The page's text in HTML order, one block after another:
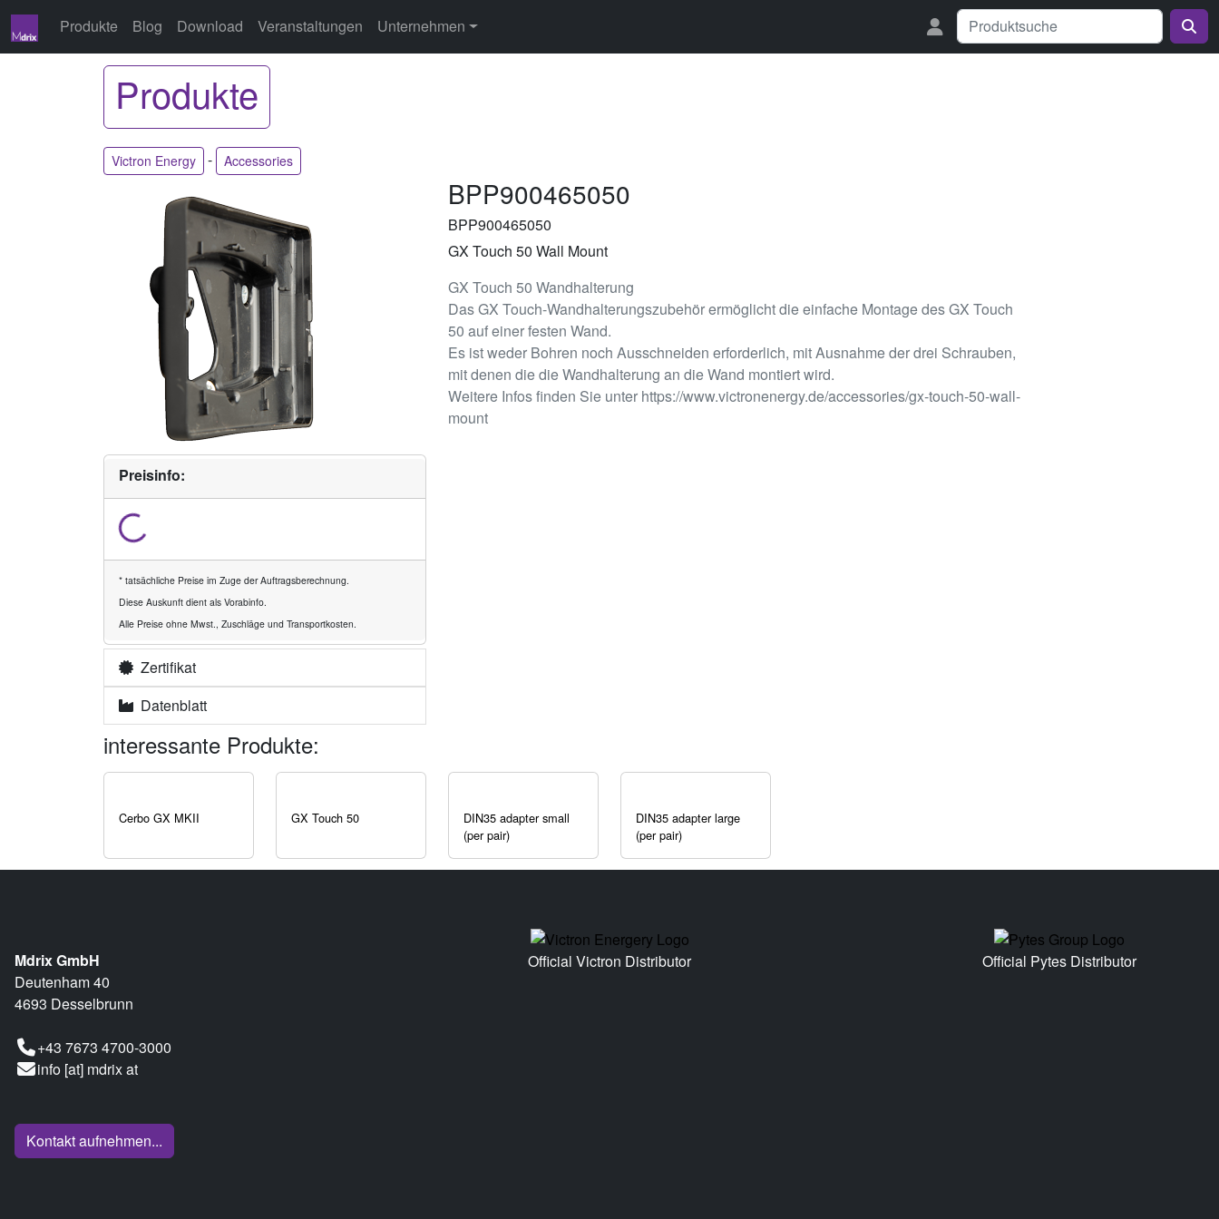
Produkte Blog Download Veranstaltungen Unternehmen
Produkte
Victron Energy - Accessories
Preisinfo:
* tatsächliche Preise im Zuge der Auftragsberechnung.
Diese Auskunft dient als Vorabinfo.
Alle Preise ohne Mwst., Zuschläge und Transportkosten.
BPP900465050
BPP900465050
GX Touch 50 Wall Mount
GX Touch 50 Wandhalterung
Das GX Touch-Wandhalterungszubehör ermöglicht die einfache Montage des GX Touch
50 auf einer festen Wand.
Es ist weder Bohren noch Ausschneiden erforderlich, mit Ausnahme der drei Schrauben,
mit denen die die Wandhalterung an die Wand montiert wird.
Weitere Infos finden Sie unter https://www.victronenergy.de/accessories/gx-touch-50-wall-
mount
Zertifikat
Datenblatt
interessante Produkte:
Cerbo GX MKII GX Touch 50
DIN35 adapter small
(per pair)
DIN35 adapter large
(per pair)
Mdrix GmbH
Deutenham 40
4693 Desselbrunn
+43 7673 4700-3000
info [at] mdrix at
Kontakt aufnehmen...
Official Victron Distributor Official Pytes Distributor